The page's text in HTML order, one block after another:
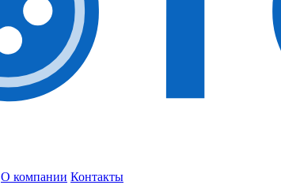
О компании Контакты